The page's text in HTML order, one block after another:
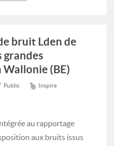
bruit Lden de
grandes
(BE)
Public Inspire
au rapportage
aux bruits issus